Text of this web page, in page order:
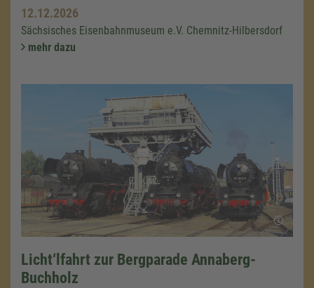
12.12.2026
Sächsisches Eisenbahnmuseum e.V. Chemnitz-Hilbersdorf
mehr dazu
Licht‘lfahrt zur Bergparade Annaberg-
Buchholz